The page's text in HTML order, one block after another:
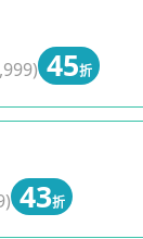
45折
43折